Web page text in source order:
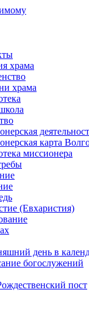
храма
храма
карта
миссионера
(Евхаристия)
день в
богослужений
пост